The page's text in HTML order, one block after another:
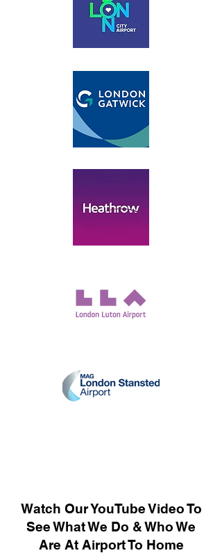
Watch Our YouTube Video To
See What We Do & Who We
Are At Airport To Home